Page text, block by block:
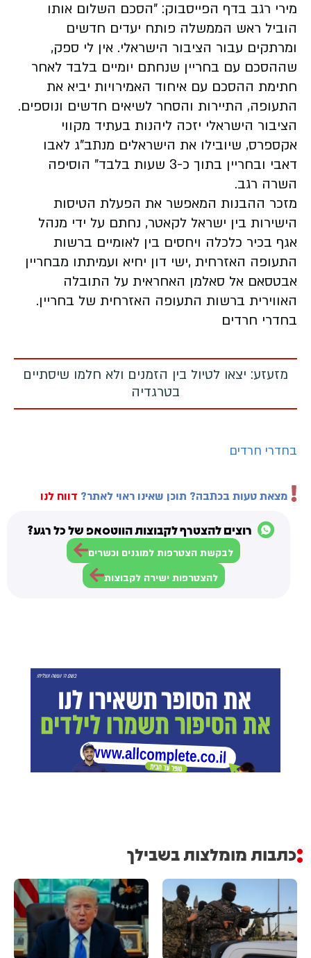
מירי רגב בדף הפייסבוק: "הסכם השלום אותו
הוביל ראש הממשלה פותח יעדים חדשים
ומרתקים עבור הציבור הישראלי. אין לי ספק,
שההסכם עם בחריין שנחתם יומיים בלבד לאחר
חתימת ההסכם עם איחוד האמירויות יביא את
התעופה, התיירות והסחר לשיאים חדשים ונוספים.
הציבור הישראלי יזכה ליהנות בעתיד מקווי
אקספרס, שיובילו את הישראלים מנתב"ג לאבו
דאבי ובחריין בתוך כ-3 שעות בלבד" הוסיפה
השרה רגב.
מזכר ההבנות המאפשר את הפעלת הטיסות
הישירות בין ישראל לקאטר, נחתם על ידי מנהל
אגף בכיר כלכלה ויחסים בין לאומיים ברשות
התעופה האזרחית ,ישי דון יחיא ועמיתתו מבחריין
אבטסאם אל סאלמן האחראית על התובלה
האווירית ברשות התעופה האזרחית של בחריין.
בחדרי חרדים
מזעזע: יצאו לטיול בין הזמנים ולא חלמו שיסתיים
בטרגדיה
בחדרי חרדים
מצאת טעות בכתבה? תוכן שאינו ראוי לאתר? דווח לנו
רוצים להצטרף לקבוצות הווטסאפ של כל רגע?
לבקשת הצטרפות למוגנים וכשרים
להצטרפות ישירה לקבוצות
כתבות מומלצות בשבילך